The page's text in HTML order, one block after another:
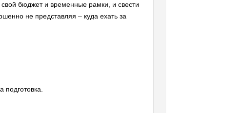
бюджет и временные рамки, и свести
не представляя – куда ехать за